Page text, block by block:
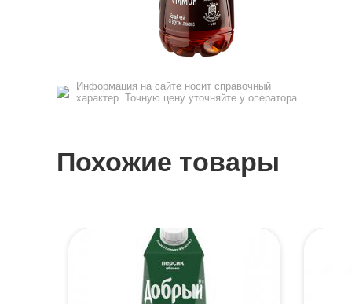
Информация на сайте носит справочный
характер. Точную цену уточняйте у оператора.
Похожие товары